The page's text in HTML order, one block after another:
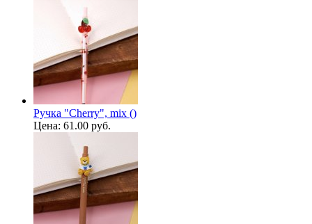
Ручка "Cherry", mix ()
Цена: 61.00 руб.